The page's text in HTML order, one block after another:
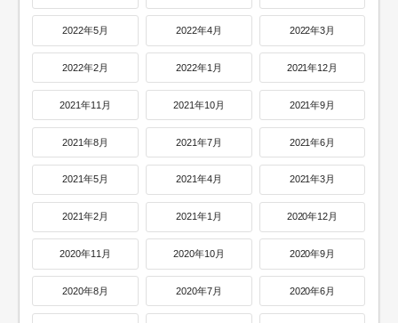
2022年5月 2022年4月 2022年3月
2022年2月 2022年1月 2021年12月
2021年11月 2021年10月 2021年9月
2021年8月 2021年7月 2021年6月
2021年5月 2021年4月 2021年3月
2021年2月 2021年1月 2020年12月
2020年11月 2020年10月 2020年9月
2020年8月 2020年7月 2020年6月